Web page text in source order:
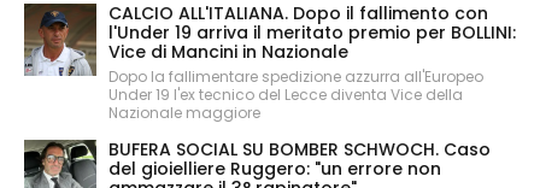
CALCIO ALL'ITALIANA. Dopo il fallimento con
l'Under 19 arriva il meritato premio per BOLLINI:
Vice di Mancini in Nazionale
Dopo la fallimentare spedizione azzurra all'Europeo
Under 19 l'ex tecnico del Lecce diventa Vice della
Nazionale maggiore
BUFERA SOCIAL SU BOMBER SCHWOCH. Caso
del gioielliere Ruggero: "un errore non